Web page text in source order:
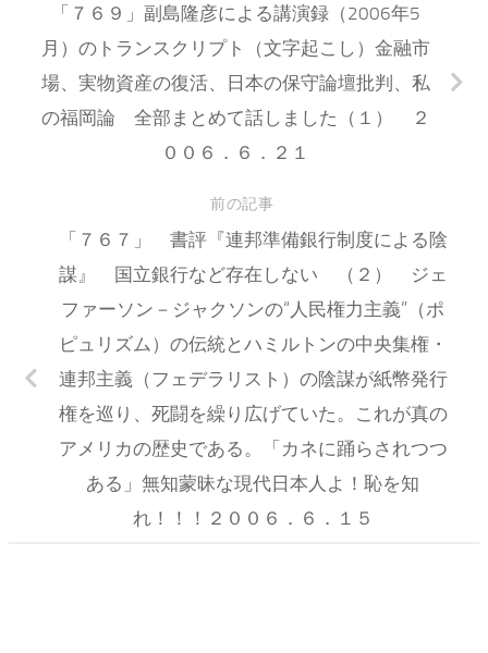
「７６９」副島隆彦による講演録（2006年5
月）のトランスクリプト（文字起こし）金融市
場、実物資産の復活、日本の保守論壇批判、私
の福岡論 全部まとめて話しました（１） ２
００６．６．２１
前の記事
「７６７」 書評『連邦準備銀行制度による陰
謀』 国立銀行など存在しない （２） ジェ
ファーソン－ジャクソンの“人民権力主義”（ポ
ピュリズム）の伝統とハミルトンの中央集権・
連邦主義（フェデラリスト）の陰謀が紙幣発行
権を巡り、死闘を繰り広げていた。これが真の
アメリカの歴史である。「カネに踊らされつつ
ある」無知蒙昧な現代日本人よ！恥を知
れ！！！２００６．６．１５